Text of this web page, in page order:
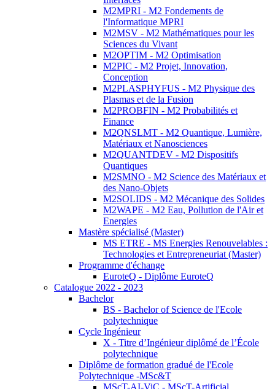
M2MPRI - M2 Fondements de
l'Informatique MPRI
M2MSV - M2 Mathématiques pour les
Sciences du Vivant
M2OPTIM - M2 Optimisation
M2PIC - M2 Projet, Innovation,
Conception
M2PLASPHYFUS - M2 Physique des
Plasmas et de la Fusion
M2PROBFIN - M2 Probabilités et
Finance
M2QNSLMT - M2 Quantique, Lumière,
Matériaux et Nanosciences
M2QUANTDEV - M2 Dispositifs
Quantiques
M2SMNO - M2 Science des Matériaux et
des Nano-Objets
M2SOLIDS - M2 Mécanique des Solides
M2WAPE - M2 Eau, Pollution de l'Air et
Energies
Mastère spécialisé (Master)
MS ETRE - MS Energies Renouvelables :
Technologies et Entrepreneuriat (Master)
Programme d'échange
EuroteQ - Diplôme EuroteQ
Catalogue 2022 - 2023
Bachelor
BS - Bachelor of Science de l'Ecole
polytechnique
Cycle Ingénieur
X - Titre d’Ingénieur diplômé de l’École
polytechnique
Diplôme de formation gradué de l'Ecole
Polytechnique -MSc&T
MScT-AI-ViC - MScT-Artificial